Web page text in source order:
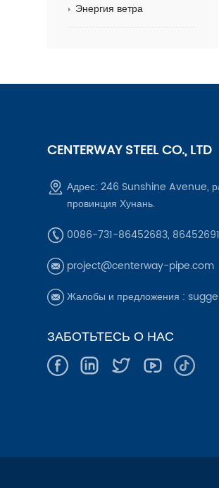
Энергия ветра
CENTERWAY STEEL CO., LTD
Адрес: 246 Sunshine Avenue,
провинция Хунань.
0086-731-86452683,
project@centerway-pipe.com
Жалобы и предложения :
ЗАБОТЬТЕСЬ О НАС